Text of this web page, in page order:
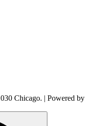
Chicago. | Powered by